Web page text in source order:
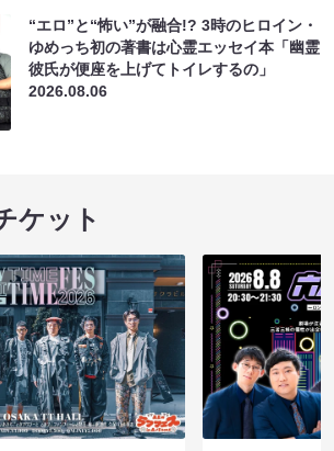
“エロ”と“怖い”が融合!? 3時のヒロイン・
ゆめっち初の著書は心霊エッセイ本「幽霊
彼氏が便座を上げてトイレするの」
2026.08.06
ケット